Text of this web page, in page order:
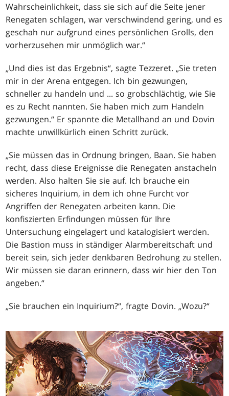
Wahrscheinlichkeit, dass sie sich auf die Seite jener
Renegaten schlagen, war verschwindend gering, und es
geschah nur aufgrund eines persönlichen Grolls, den
vorherzusehen mir unmöglich war.“
„Und dies ist das Ergebnis“, sagte Tezzeret. „Sie treten
mir in der Arena entgegen. Ich bin gezwungen,
schneller zu handeln und ... so grobschlächtig, wie Sie
es zu Recht nannten. Sie haben mich zum Handeln
gezwungen.“ Er spannte die Metallhand an und Dovin
machte unwillkürlich einen Schritt zurück.
„Sie müssen das in Ordnung bringen, Baan. Sie haben
recht, dass diese Ereignisse die Renegaten anstacheln
werden. Also halten Sie sie auf. Ich brauche ein
sicheres Inquirium, in dem ich ohne Furcht vor
Angriffen der Renegaten arbeiten kann. Die
konfiszierten Erfindungen müssen für Ihre
Untersuchung eingelagert und katalogisiert werden.
Die Bastion muss in ständiger Alarmbereitschaft und
bereit sein, sich jeder denkbaren Bedrohung zu stellen.
Wir müssen sie daran erinnern, dass wir hier den Ton
angeben.“
„Sie brauchen ein Inquirium?“, fragte Dovin. „Wozu?“